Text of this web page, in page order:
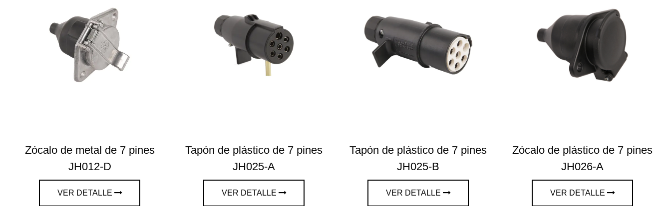
Zócalo de metal de 7 pines
JH012-D
VER DETALLE
Tapón de plástico de 7 pines
JH025-A
VER DETALLE
Tapón de plástico de 7 pines
JH025-B
VER DETALLE
Zócalo de plástico de 7 pines
JH026-A
VER DETALLE